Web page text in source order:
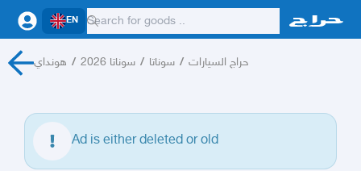
EN
هونداي / سوناتا 2026 / سوناتا / حراج السيارات
Ad is either deleted or old